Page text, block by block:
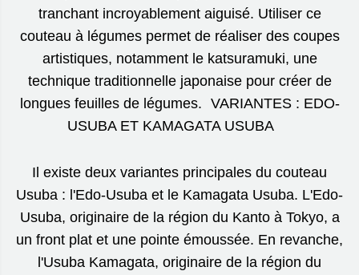
tranchant incroyablement aiguisé. Utiliser ce
couteau à légumes permet de réaliser des coupes
artistiques, notamment le katsuramuki, une
technique traditionnelle japonaise pour créer de
longues feuilles de légumes. VARIANTES : EDO-
USUBA ET KAMAGATA USUBA
Il existe deux variantes principales du couteau
Usuba : l'Edo-Usuba et le Kamagata Usuba. L'Edo-
Usuba, originaire de la région du Kanto à Tokyo, a
un front plat et une pointe émoussée. En revanche,
l'Usuba Kamagata, originaire de la région du